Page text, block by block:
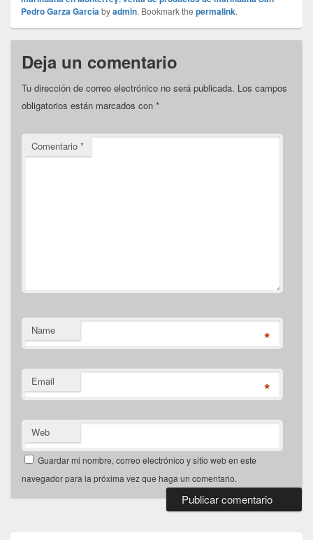
Pedro Garza Garcíabyadmin. Bookmark the permalink.
Deja un comentario
Tu dirección de correo electrónico no será publicada. Los campos
obligatorios están marcados con *
Comentario *
Name *
Email *
Web
Guardar mi nombre, correo electrónico y sitio web en este
navegador para la próxima vez que haga un comentario.